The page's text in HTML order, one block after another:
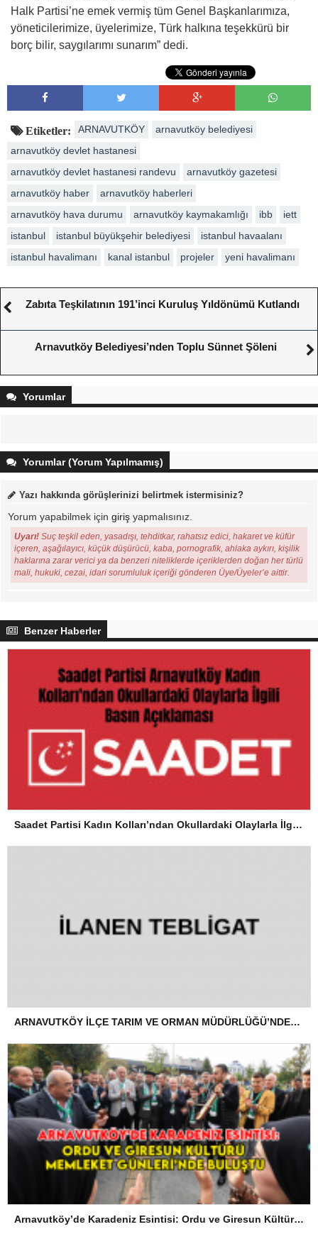
Halk Partisi’ne emek vermiş tüm Genel Başkanlarımıza,
yöneticilerimize, üyelerimize, Türk halkına teşekkürü bir
borç bilir, saygılarımı sunarım” dedi.
Etiketler: ARNAVUTKÖY
arnavutköy belediyesi
arnavutköy devlet hastanesi
arnavutköy devlet hastanesi randevu
arnavutköy gazetesi
arnavutköy haber
arnavutköy haberleri
arnavutköy hava durumu
arnavutköy kaymakamlığı ibb
iett
istanbul
istanbul büyükşehir belediyesi
istanbul havaalanı
istanbul havalimanı
kanal istanbul projeler yeni havalimanı
Zabıta Teşkilatının 191’inci Kuruluş Yıldönümü Kutlandı
Arnavutköy Belediyesi’nden Toplu Sünnet Şöleni
Yorumlar
Yorumlar (Yorum Yapılmamış)
Yazı hakkında görüşlerinizi belirtmek istermisiniz?
Yorum yapabilmek için giriş yapmalısınız.
Uyarı! Suç teşkil eden, yasadışı, tehditkar, rahatsız edici, hakaret ve küfür
içeren, aşağılayıcı, küçük düşürücü, kaba, pornografik, ahlaka aykırı, kişilik
haklarına zarar verici ya da benzeri niteliklerde içeriklerden doğan her türlü
mali, hukuki, cezai, idari sorumluluk içeriği gönderen Üye/Üyeler’e aittir.
Benzer Haberler
Saadet Partisi Kadın Kolları’ndan Okullardaki Olaylarla İlgili Basın Açıklaması
ARNAVUTKÖY İLÇE TARIM VE ORMAN MÜDÜRLÜĞÜ’NDEN İLANEN TEBLİGAT
Arnavutköy’de Karadeniz Esintisi: Ordu ve Giresun Kültürü Memleket Günleri’nde Buluştu